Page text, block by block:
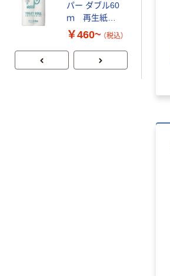
パー ダブル60
ｍ 再生紙
100% 6ロール
芯あり FSC認
証
￥460~ （税込）